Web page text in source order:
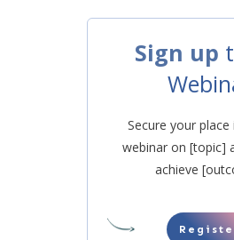
Sign up
Secure your
webinar on [topic]
achieve